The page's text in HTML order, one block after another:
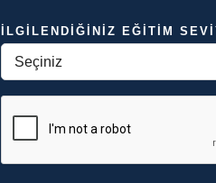
İLGILENDIĞINIZ EĞITIM